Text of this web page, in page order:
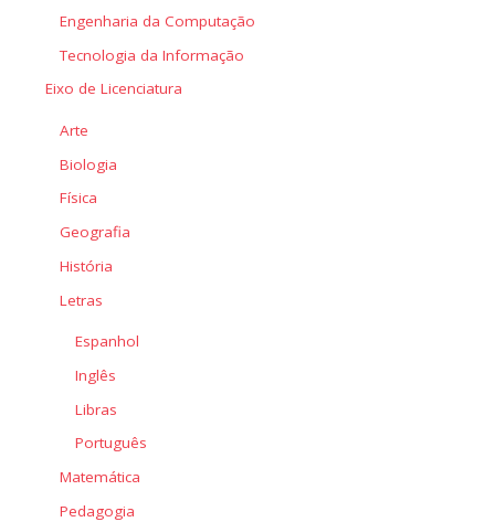
Engenharia da Computação
Tecnologia da Informação
Eixo de Licenciatura
Arte
Biologia
Física
Geografia
História
Letras
Espanhol
Inglês
Libras
Português
Matemática
Pedagogia